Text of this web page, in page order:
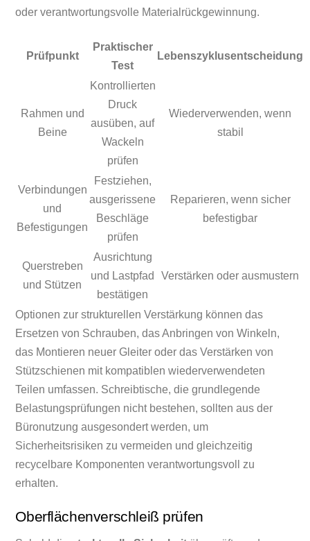
oder verantwortungsvolle Materialrückgewinnung.
Prüfpunkt
Praktischer
Test
Lebenszyklusentscheidung
Rahmen und
Beine
Kontrollierten
Druck
ausüben, auf
Wackeln
prüfen
Wiederverwenden, wenn
stabil
Verbindungen
und
Befestigungen
Festziehen,
ausgerissene
Beschläge
prüfen
Reparieren, wenn sicher
befestigbar
Querstreben
und Stützen
Ausrichtung
und Lastpfad
bestätigen
Verstärken oder ausmustern
Optionen zur strukturellen Verstärkung können das
Ersetzen von Schrauben, das Anbringen von Winkeln,
das Montieren neuer Gleiter oder das Verstärken von
Stützschienen mit kompatiblen wiederverwendeten
Teilen umfassen. Schreibtische, die grundlegende
Belastungsprüfungen nicht bestehen, sollten aus der
Büronutzung ausgesondert werden, um
Sicherheitsrisiken zu vermeiden und gleichzeitig
recycelbare Komponenten verantwortungsvoll zu
erhalten.
Oberflächenverschleiß prüfen